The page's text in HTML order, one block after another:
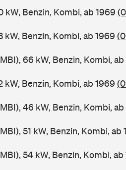
kW, Benzin, Kombi, ab 1969
kW, Benzin, Kombi, ab 1969
66 kW, Benzin, Kombi, ab
kW, Benzin, Kombi, ab 1969
46 kW, Benzin, Kombi, ab
51 kW, Benzin, Kombi, ab
54 kW, Benzin, Kombi, ab